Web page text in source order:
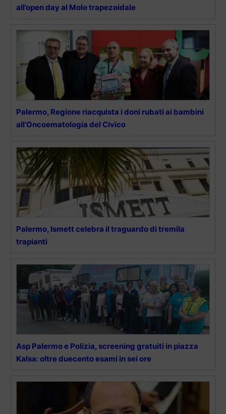
all’open day al Molo trapezoidale
Palermo, Regione riacquista i doni rubati ai bambini
all’Oncoematologia del Civico
Palermo, Ismett celebra il traguardo di tremila
trapianti
Asp Palermo e Polizia, screening gratuiti in piazza
Kalsa: oltre duecento esami in sei ore